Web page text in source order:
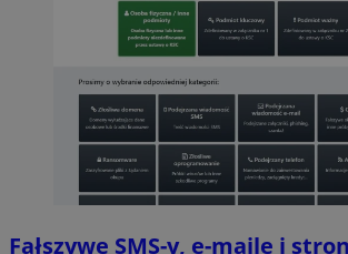
Fałszywe SMS-y, e-maile i